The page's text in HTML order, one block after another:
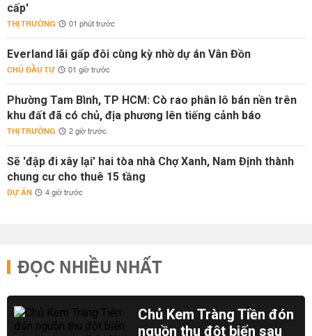
cấp'
THỊ TRƯỜNG 01 phút trước
Everland lãi gấp đôi cùng kỳ nhờ dự án Vân Đồn
CHỦ ĐẦU TƯ 01 giờ trước
Phường Tam Bình, TP HCM: Cò rao phân lô bán nền trên
khu đất đã có chủ, địa phương lên tiếng cảnh báo
THỊ TRƯỜNG 2 giờ trước
Sẽ 'đập đi xây lại' hai tòa nhà Chợ Xanh, Nam Định thành
chung cư cho thuê 15 tầng
DỰ ÁN 4 giờ trước
ĐỌC NHIỀU NHẤT
Chủ Kem Tràng Tiền đón
nguồn thu đột biến sau